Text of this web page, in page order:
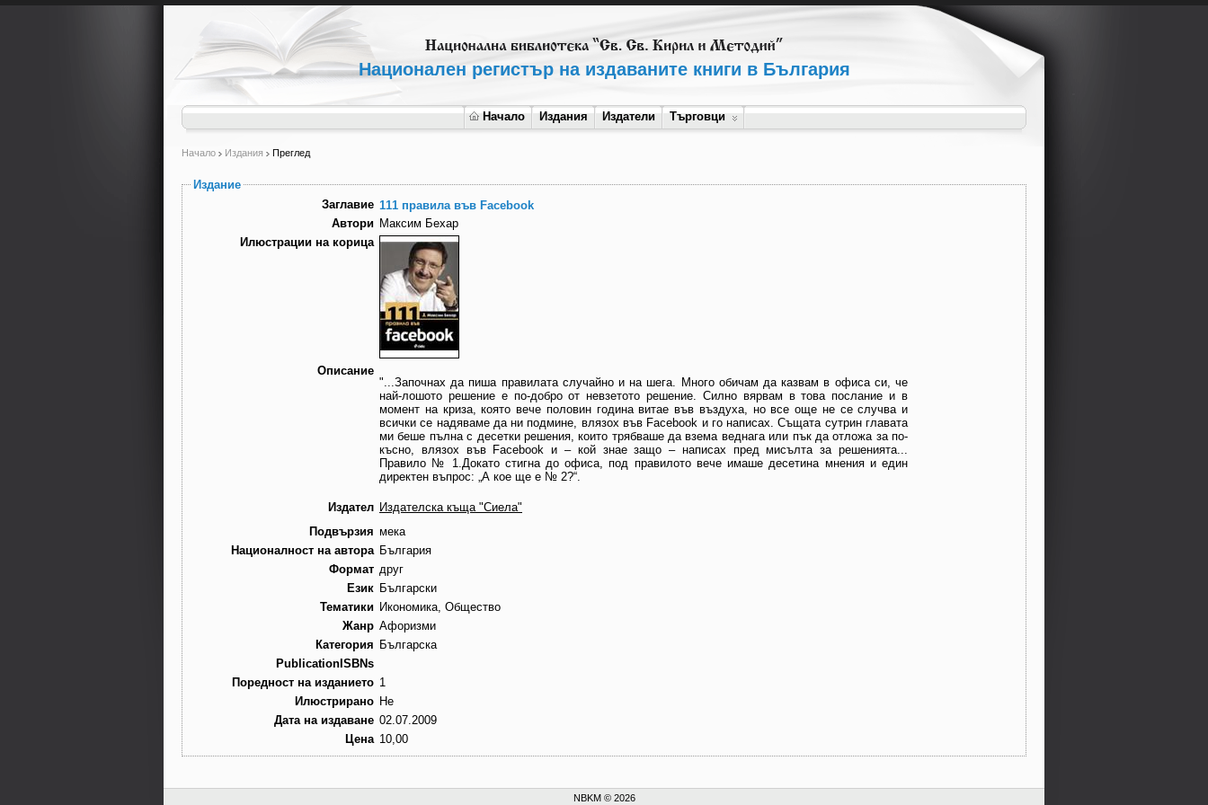
Национален регистър на издаваните книги в България
Начало Издания Издатели Търговци
Начало Издания Преглед
Издание
Заглавие 111 правила във Facebook
Автори Максим Бехар
Илюстрации на корица
Описание
"...Започнах да пиша правилата случайно и на шега. Много обичам да казвам в офиса си, че
най-лошото решение е по-добро от невзетото решение. Силно вярвам в това послание и в
момент на кри­за, която вече половин година витае във въздуха, но все още не се случва и
всички се надяваме да ни подмине, влязох във Facebook и го написах. Същата сутрин главата
ми беше пълна с десетки решения, които трябваше да взема веднага или пък да отложа за по-
късно, влязох във Facebook и – кой знае защо – написах пред мисълта за решени­ята...
Правило № 1.Докато стигна до офиса, под правилото вече имаше десетина мнения и един
директен въпрос: „А кое ще е № 2?“.
Издател Издателска къща "Сиела"
Подвързия мека
Националност на автора България
Формат друг
Език Български
Тематики Икономика, Общество
Жанр Афоризми
Категория Българска
PublicationISBNs
Поредност на изданието 1
Илюстрирано Не
Дата на издаване 02.07.2009
Цена 10,00
NBKM © 2026